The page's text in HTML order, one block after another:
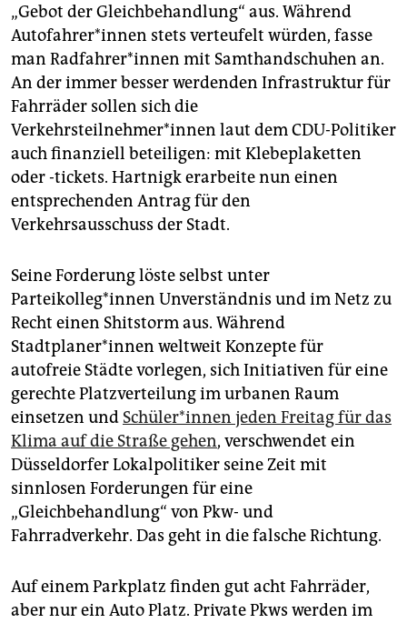
„Gebot der Gleichbehandlung“ aus. Während
Autofahrer*innen stets verteufelt würden, fasse
man Radfahrer*innen mit Samthandschuhen an.
An der immer besser werdenden Infrastruktur für
Fahrräder sollen sich die
Verkehrsteilnehmer*innen laut dem CDU-Politiker
auch finanziell beteiligen: mit Klebeplaketten
oder -tickets. Hartnigk erarbeite nun einen
entsprechenden Antrag für den
Verkehrsausschuss der Stadt.
Seine Forderung löste selbst unter
Parteikolleg*innen Unverständnis und im Netz zu
Recht einen Shitstorm aus. Während
Stadtplaner*innen weltweit Konzepte für
autofreie Städte vorlegen, sich Initiativen für eine
gerechte Platzverteilung im urbanen Raum
einsetzen und Schüler*innen jeden Freitag für das
Klima auf die Straße gehen, verschwendet ein
Düsseldorfer Lokalpolitiker seine Zeit mit
sinnlosen Forderungen für eine
„Gleichbehandlung“ von Pkw- und
Fahrradverkehr. Das geht in die falsche Richtung.
Auf einem Parkplatz finden gut acht Fahrräder,
aber nur ein Auto Platz. Private Pkws werden im